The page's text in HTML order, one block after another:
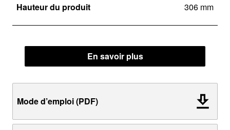
Hauteur du produit 306 mm
En savoir plus
Mode d’emploi (PDF)